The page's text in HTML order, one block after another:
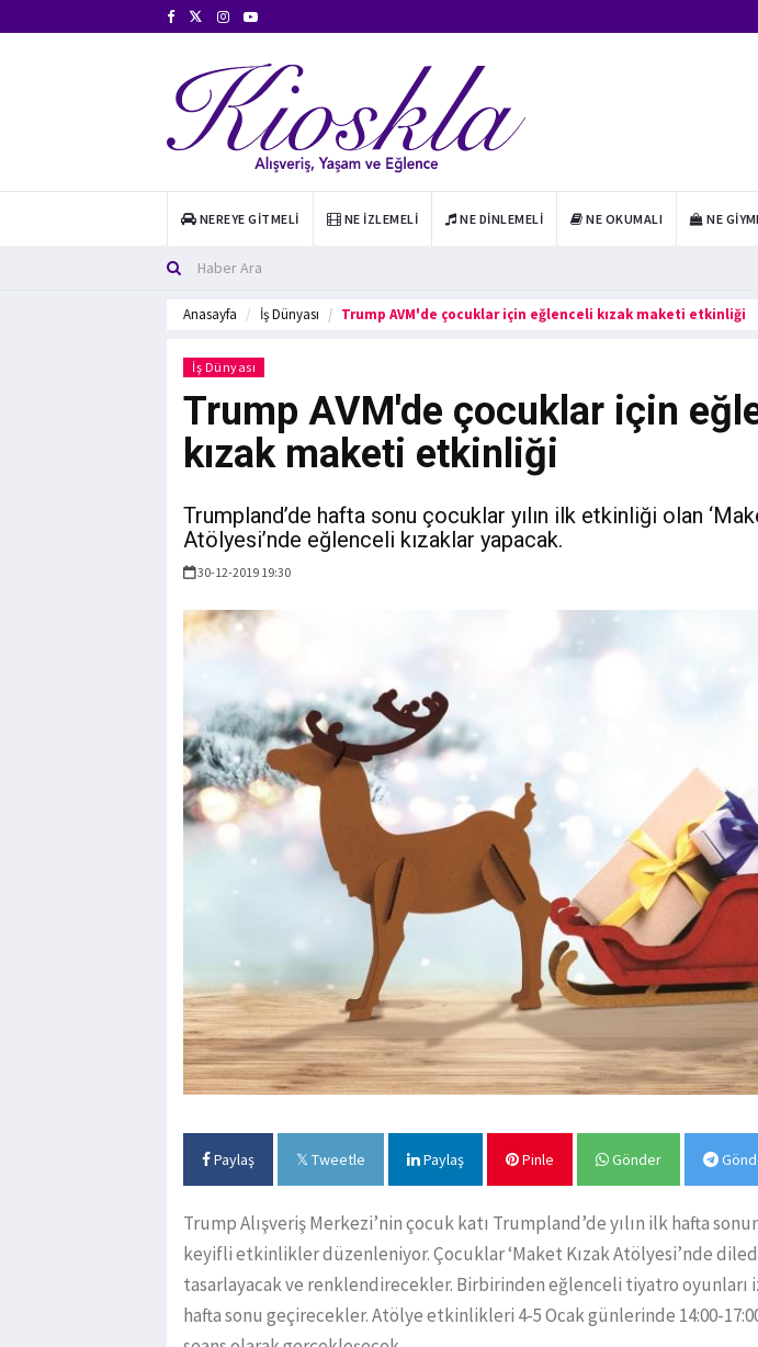
NEREYE GITMELI NE İZLEMELI NE DINLEMELI NE OKUMALI NE
Anasayfa İş Dünyası Trump AVM'de çocuklar için eğlenceli kızak maketi etkinliği
İş Dünyası
Trump AVM'de çocuklar için
kızak maketi etkinliği
Trumpland’de hafta sonu çocuklar yılın ilk etkinliği olan
Atölyesi’nde eğlenceli kızaklar yapacak.
30-12-2019 19:30
Paylaş Tweetle Paylaş Pinle Gönder
Trump Alışveriş Merkezi’nin çocuk katı Trumpland’de yılın ilk hafta
keyifli etkinlikler düzenleniyor. Çocuklar ‘Maket Kızak Atölyesi’nde
tasarlayacak ve renklendirecekler. Birbirinden eğlenceli tiyatro
hafta sonu geçirecekler. Atölye etkinlikleri 4-5 Ocak günlerinde 14:00-